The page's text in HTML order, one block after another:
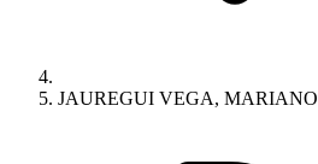
JAUREGUI VEGA, MARIANO